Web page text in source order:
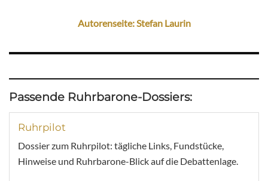
Autorenseite: Stefan Laurin
Passende Ruhrbarone-Dossiers:
Ruhrpilot
Dossier zum Ruhrpilot: tägliche Links, Fundstücke,
Hinweise und Ruhrbarone-Blick auf die Debattenlage.